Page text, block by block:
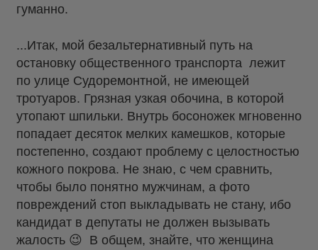
гуманно.
...Итак, мой безальтернативный путь на
остановку общественного транспорта лежит
по улице Судоремонтной, не имеющей
тротуаров. Грязная узкая обочина, в которой
утопают шпильки. Внутрь босоножек мгновенно
попадает десяток мелких камешков, которые
постепенно, создают проблему с целостностью
кожного покрова. Не знаю, с чем сравнить,
чтобы было понятно мужчинам, а фото
повреждений стоп выкладывать не стану, ибо
кандидат в депутаты не должен вызывать
жалость 😉 В общем, знайте, что женщина